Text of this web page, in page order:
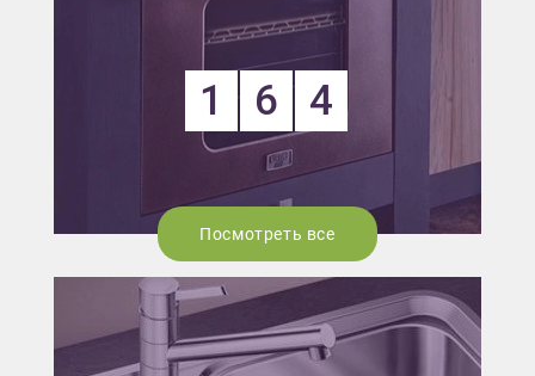
1 6 4
Посмотреть все